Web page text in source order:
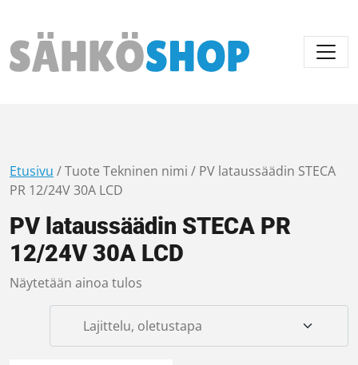
Päävalikko
Etusivu / Tuote Tekninen nimi / PV lataussäädin STECA
PR 12/24V 30A LCD
PV lataussäädin STECA PR
12/24V 30A LCD
Näytetään ainoa tulos